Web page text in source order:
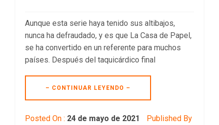
Aunque esta serie haya tenido sus altibajos,
nunca ha defraudado, y es que La Casa de Papel,
se ha convertido en un referente para muchos
países. Después del taquicárdico final
– CONTINUAR LEYENDO –
Posted On : 24 de mayo de 2021
Published By